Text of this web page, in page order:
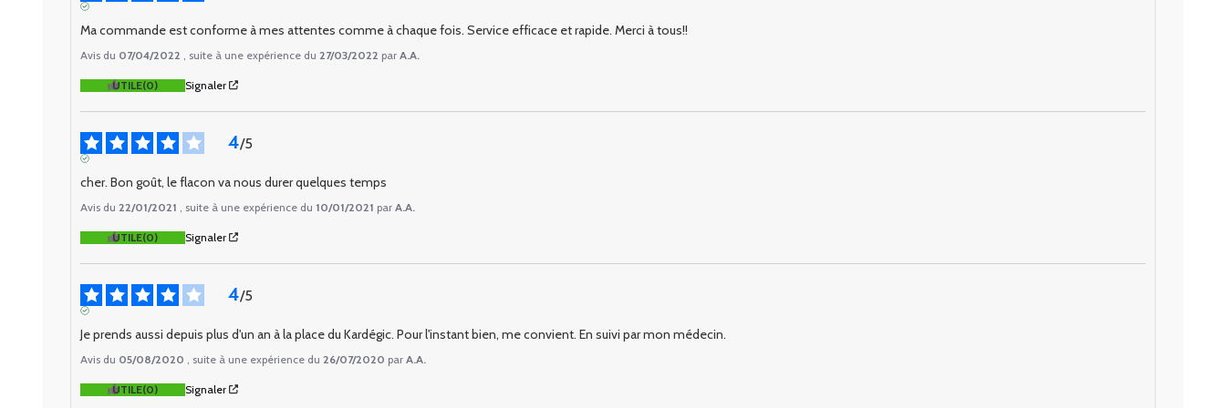
Ma commande est conforme à mes attentes comme à chaque fois. Service efficace et rapide. Merci à tous!!
Avis du 07/04/2022 , suite à une expérience du 27/03/2022 par A.A.
UTILE(0) Signaler
4/5
cher. Bon goût, le flacon va nous durer quelques temps
Avis du 22/01/2021 , suite à une expérience du 10/01/2021 par A.A.
UTILE(0) Signaler
4/5
Je prends aussi depuis plus d'un an à la place du Kardégic. Pour l'instant bien, me convient. En suivi par mon médecin.
Avis du 05/08/2020 , suite à une expérience du 26/07/2020 par A.A.
UTILE(0) Signaler